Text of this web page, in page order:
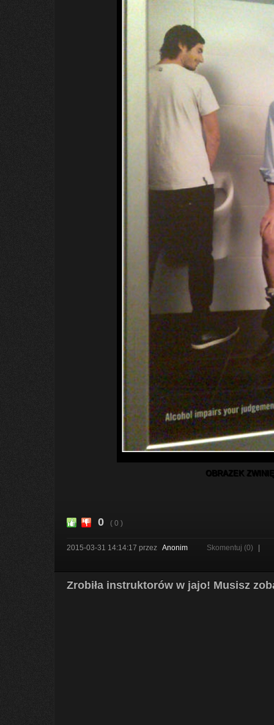
OBRAZEK
0 ( 0 )
2015-03-31 14:14:17 przez Anonim Skomentuj (0)
Zrobiła instruktorów w jajo! Musisz